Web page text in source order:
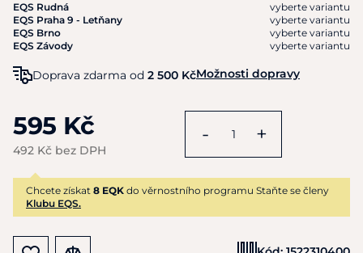
EQS Rudná
vyberte variantu
EQS Praha 9 - Letňany
vyberte variantu
EQS Brno
vyberte variantu
EQS Závody
vyberte variantu
Doprava zdarma od 2 500 KčMožnosti dopravy
595 Kč
492 Kč bez DPH
- +
Chcete získat 8 EQK do věrnostního programu Staňte se členy
Klubu EQS.